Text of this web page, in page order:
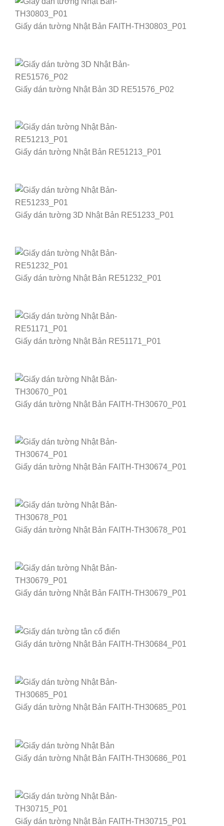
Giấy dán tường Nhật Bản FAITH-TH30803_P01
Giấy dán tường Nhật Bản 3D RE51576_P02
Giấy dán tường Nhật Bản RE51213_P01
Giấy dán tường 3D Nhật Bản RE51233_P01
Giấy dán tường Nhật Bản RE51232_P01
Giấy dán tường Nhật Bản RE51171_P01
Giấy dán tường Nhật Bản FAITH-TH30670_P01
Giấy dán tường Nhật Bản FAITH-TH30674_P01
Giấy dán tường Nhật Bản FAITH-TH30678_P01
Giấy dán tường Nhật Bản FAITH-TH30679_P01
Giấy dán tường Nhật Bản FAITH-TH30684_P01
Giấy dán tường Nhật Bản FAITH-TH30685_P01
Giấy dán tường Nhật Bản FAITH-TH30686_P01
Giấy dán tường Nhật Bản FAITH-TH30715_P01